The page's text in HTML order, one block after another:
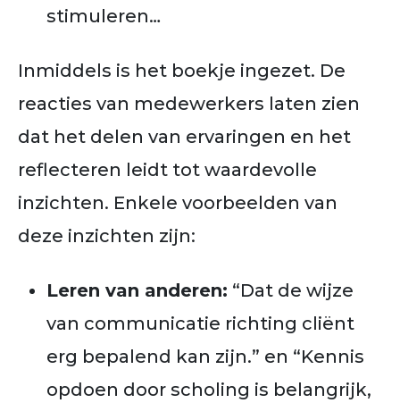
stimuleren…
Inmiddels is het boekje ingezet. De
reacties van medewerkers laten zien
dat het delen van ervaringen en het
reflecteren leidt tot waardevolle
inzichten. Enkele voorbeelden van
deze inzichten zijn:
Leren van anderen: “Dat de wijze
van communicatie richting cliënt
erg bepalend kan zijn.” en “Kennis
opdoen door scholing is belangrijk,